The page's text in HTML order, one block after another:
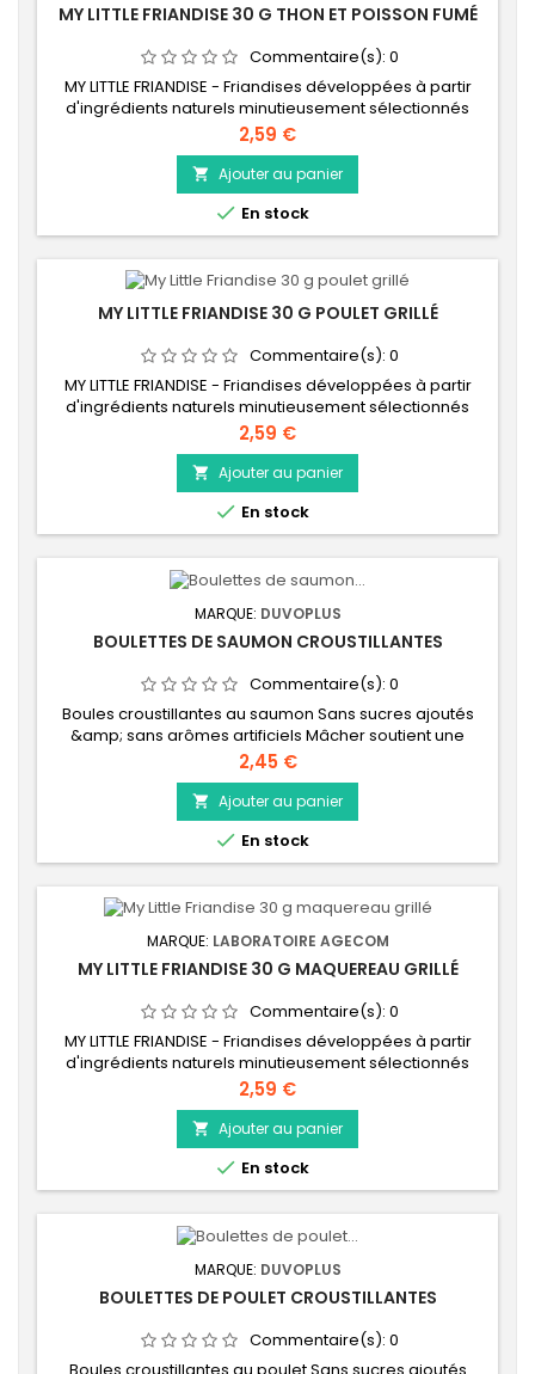
MY LITTLE FRIANDISE 30 G THON ET POISSON FUMÉ
Commentaire(s): 0
MY LITTLE FRIANDISE - Friandises développées à partir
d'ingrédients naturels minutieusement sélectionnés
pour leurs bienfaits nutritionnels. Au thon sauvage et au
poisson fumé.
Prix
2,59 €
 Ajouter au panier
 En stock
MY LITTLE FRIANDISE 30 G POULET GRILLÉ
Commentaire(s): 0
MY LITTLE FRIANDISE - Friandises développées à partir
d'ingrédients naturels minutieusement sélectionnés
pour leurs bienfaits nutritionnels. Filet de poulet grillé.
Prix
2,59 €
 Ajouter au panier
 En stock
MARQUE: DUVOPLUS
BOULETTES DE SAUMON CROUSTILLANTES
Commentaire(s): 0
Boules croustillantes au saumon Sans sucres ajoutés
&amp; sans arômes artificiels Mâcher soutient une
bonne hygiène dentaire Riche en protéines animales :
bonne digestibilité Délicieuse collation
Prix
2,45 €
 Ajouter au panier
 En stock
MARQUE: LABORATOIRE AGECOM
MY LITTLE FRIANDISE 30 G MAQUEREAU GRILLÉ
Commentaire(s): 0
MY LITTLE FRIANDISE - Friandises développées à partir
d'ingrédients naturels minutieusement sélectionnés
pour leurs bienfaits nutritionnels. Filet de maquereau
grillé.
Prix
2,59 €
 Ajouter au panier
 En stock
MARQUE: DUVOPLUS
BOULETTES DE POULET CROUSTILLANTES
Commentaire(s): 0
Boules croustillantes au poulet Sans sucres ajoutés